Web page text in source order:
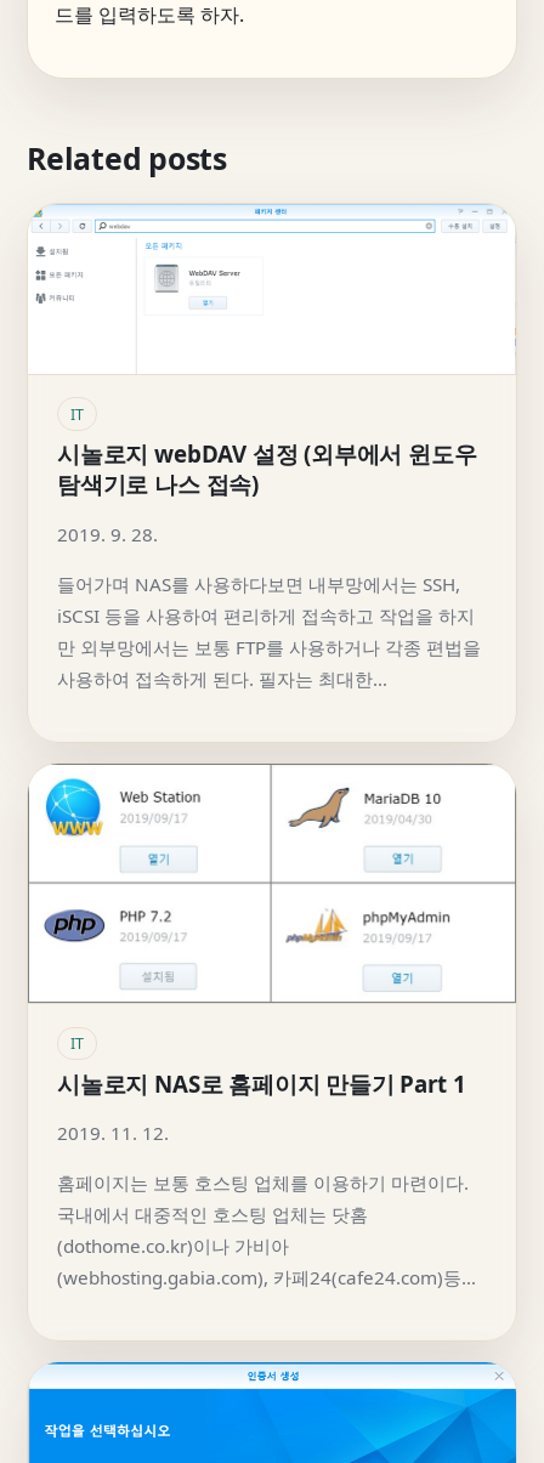
드를 입력하도록 하자.
Related posts
IT
시놀로지 webDAV 설정 (외부에서 윈도우
탐색기로 나스 접속)
2019. 9. 28.
들어가며 NAS를 사용하다보면 내부망에서는 SSH,
iSCSI 등을 사용하여 편리하게 접속하고 작업을 하지
만 외부망에서는 보통 FTP를 사용하거나 각종 편법을
사용하여 접속하게 된다. 필자는 최대한…
IT
시놀로지 NAS로 홈페이지 만들기 Part 1
2019. 11. 12.
홈페이지는 보통 호스팅 업체를 이용하기 마련이다.
국내에서 대중적인 호스팅 업체는 닷홈
(dothome.co.kr)이나 가비아
(webhosting.gabia.com), 카페24(cafe24.com)등…